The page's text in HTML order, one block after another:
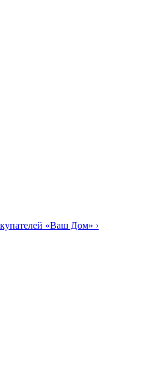
«Ваш Дом» ›